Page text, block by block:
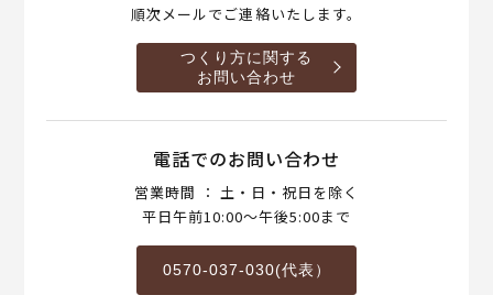
順次メールでご連絡いたします。
つくり方に関する
お問い合わせ
電話でのお問い合わせ
営業時間 ： 土・日・祝日を除く
平日午前10:00～午後5:00まで
0570-037-030(代表）